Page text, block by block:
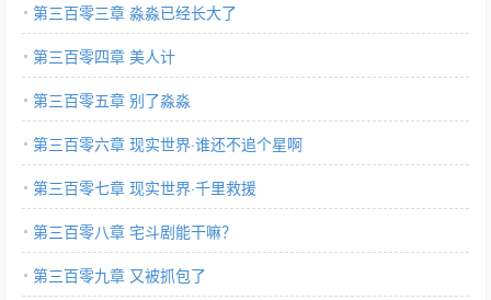
第三百零三章 淼淼已经长大了
第三百零四章 美人计
第三百零五章 别了淼淼
第三百零六章 现实世界·谁还不追个星啊
第三百零七章 现实世界·千里救援
第三百零八章 宅斗剧能干嘛？
第三百零九章 又被抓包了